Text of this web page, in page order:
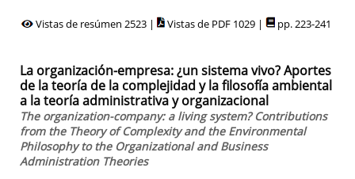
Vistas de resúmen 2523 | Vistas de PDF 1029 | pp. 223-241
La organización-empresa: ¿un sistema vivo? Aportes
de la teoría de la complejidad y la filosofía ambiental
a la teoría administrativa y organizacional
The organization-company: a living system? Contributions
from the Theory of Complexity and the Environmental
Philosophy to the Organizational and Business
Administration Theories